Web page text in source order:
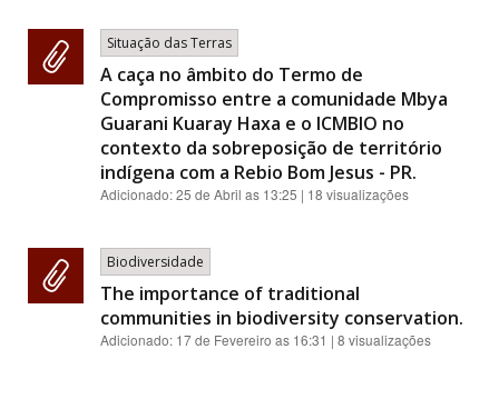
Situação das Terras
A caça no âmbito do Termo de
Compromisso entre a comunidade Mbya
Guarani Kuaray Haxa e o ICMBIO no
contexto da sobreposição de território
indígena com a Rebio Bom Jesus - PR.
Adicionado:25 de Abril as 13:25 | 18 visualizações
Biodiversidade
The importance of traditional
communities in biodiversity conservation.
Adicionado: 17 de Fevereiro as 16:31 | 8 visualizações